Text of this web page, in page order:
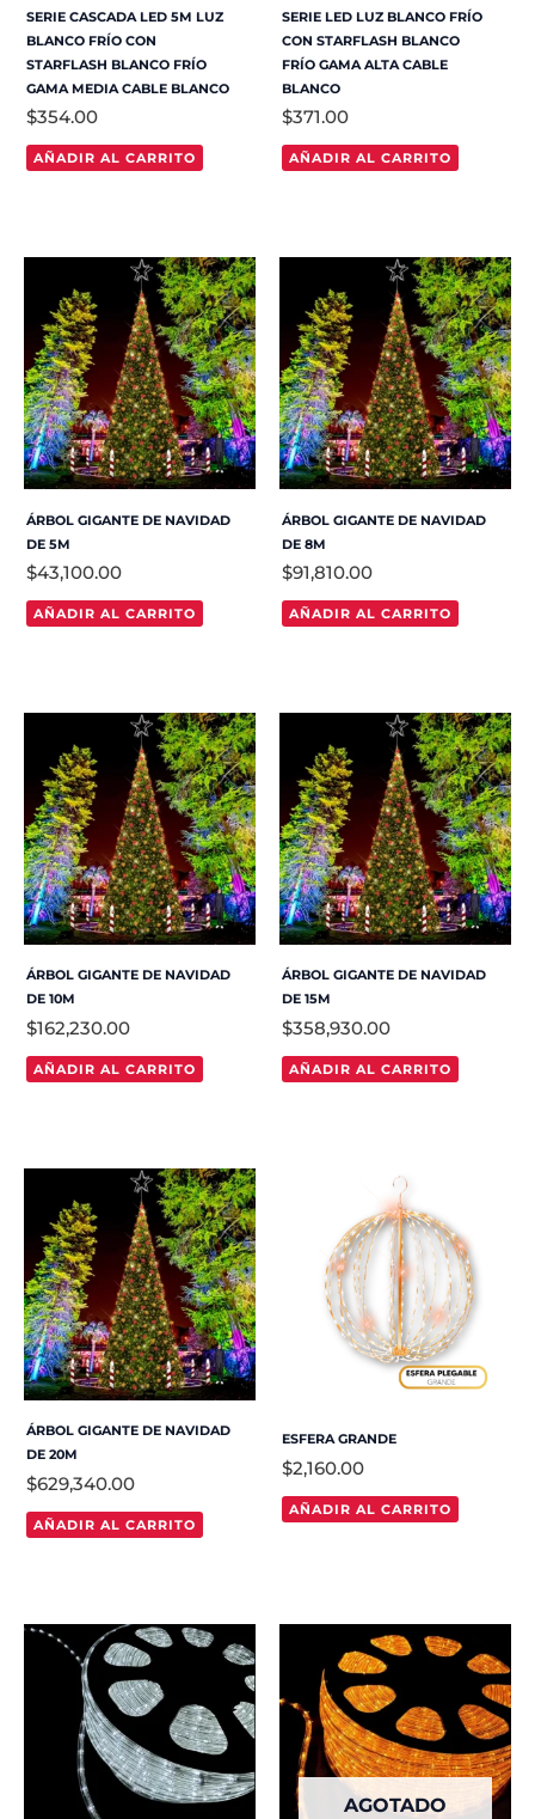
SERIE CASCADA LED 5M LUZ
BLANCO FRÍO CON
STARFLASH BLANCO FRÍO
GAMA MEDIA CABLE BLANCO
$354.00
AÑADIR AL CARRITO
SERIE LED LUZ BLANCO FRÍO
CON STARFLASH BLANCO
FRÍO GAMA ALTA CABLE
BLANCO
$371.00
AÑADIR AL CARRITO
ÁRBOL GIGANTE DE NAVIDAD
DE 5M
$43,100.00
AÑADIR AL CARRITO
ÁRBOL GIGANTE DE NAVIDAD
DE 8M
$91,810.00
AÑADIR AL CARRITO
ÁRBOL GIGANTE DE NAVIDAD
DE 10M
$162,230.00
AÑADIR AL CARRITO
ÁRBOL GIGANTE DE NAVIDAD
DE 15M
$358,930.00
AÑADIR AL CARRITO
ÁRBOL GIGANTE DE NAVIDAD
DE 20M
$629,340.00
AÑADIR AL CARRITO
ESFERA GRANDE
$2,160.00
AÑADIR AL CARRITO
AGOTADO